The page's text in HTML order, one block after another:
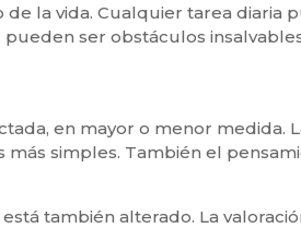
la vida. Cualquier tarea diaria
ser obstáculos
en mayor o menor medida.
simples. También el
también alterado. La